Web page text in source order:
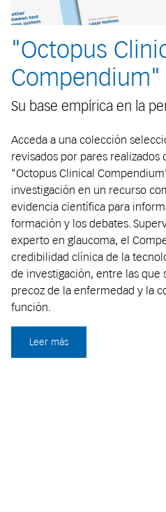
"Octopus
Compendium"
Su base empírica en la
Acceda a una colección
revisados por pares realizados
"Octopus Clinical
investigación en un recurso
evidencia científica para
formación y los debates.
experto en glaucoma, el
credibilidad clínica de la
de investigación, entre las que
precoz de la enfermedad y la
función.
Leer más